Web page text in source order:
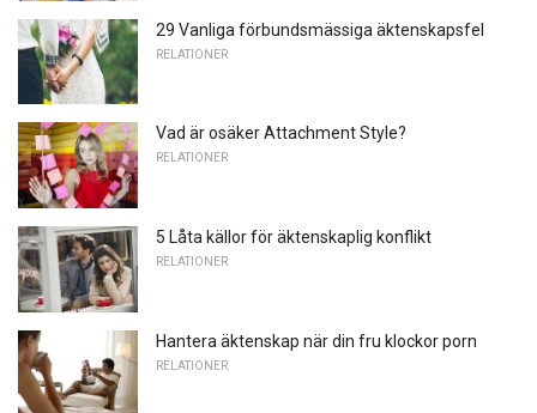
29 Vanliga förbundsmässiga äktenskapsfel
RELATIONER
Vad är osäker Attachment Style?
RELATIONER
5 Låta källor för äktenskaplig konflikt
RELATIONER
Hantera äktenskap när din fru klockor porn
RELATIONER